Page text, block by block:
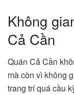
Không
Cả Cần
Quán Cả Cần
mà còn vì không
trang trí quá cầu